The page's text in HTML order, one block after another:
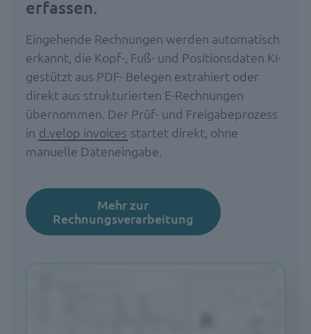
erfassen.
Eingehende Rechnungen werden automatisch
erkannt, die Kopf-, Fuß- und Positionsdaten KI-
gestützt aus PDF- Belegen extrahiert oder
direkt aus strukturierten E-Rechnungen
übernommen. Der Prüf- und Freigabeprozess
in d.velop invoices startet direkt, ohne
manuelle Dateneingabe.
Mehr zur
Rechnungsverarbeitung